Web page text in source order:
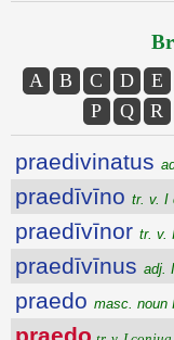
A B C D E
P
Q R
praedivinatus
praedīvīno tr. v. I
praedīvīnor tr. v.
praedīvīnus adj.
praedo masc. noun